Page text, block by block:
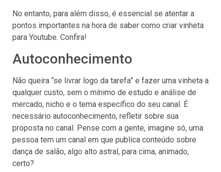
No entanto, para além disso, é essencial se atentar a
pontos importantes na hora de saber como criar vinheta
para Youtube. Confira!
Autoconhecimento
Não queira “se livrar logo da tarefa” e fazer uma vinheta a
qualquer custo, sem o mínimo de estudo e análise de
mercado, nicho e o tema específico do seu canal. É
necessário autoconhecimento, refletir sobre sua
proposta no canal. Pense com a gente, imagine só, uma
pessoa tem um canal em que publica conteúdo sobre
dança de salão, algo alto astral, para cima, animado,
certo?